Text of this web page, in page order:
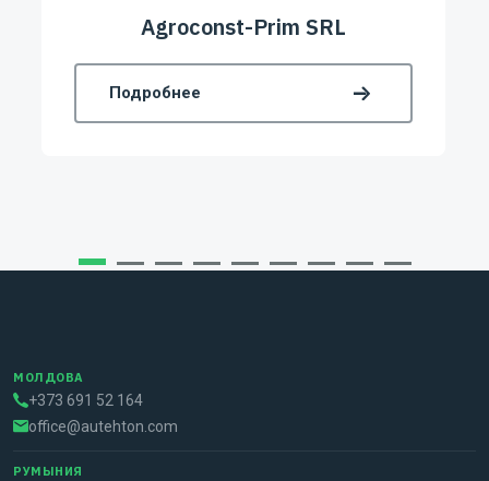
Burlacu-Fruct CÎ
Подробнее
МОЛДОВА
+373 691 52 164
office@autehton.com
РУМЫНИЯ